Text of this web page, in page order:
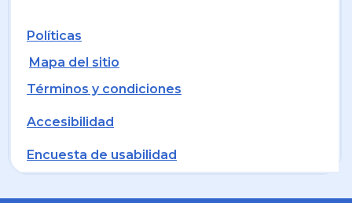
Políticas
Mapa del sitio
Términos y condiciones
Accesibilidad
Encuesta de usabilidad